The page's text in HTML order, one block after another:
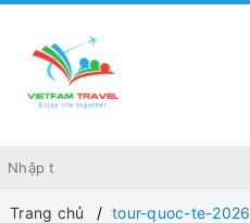
Trang chủ tour-quoc-te-2026